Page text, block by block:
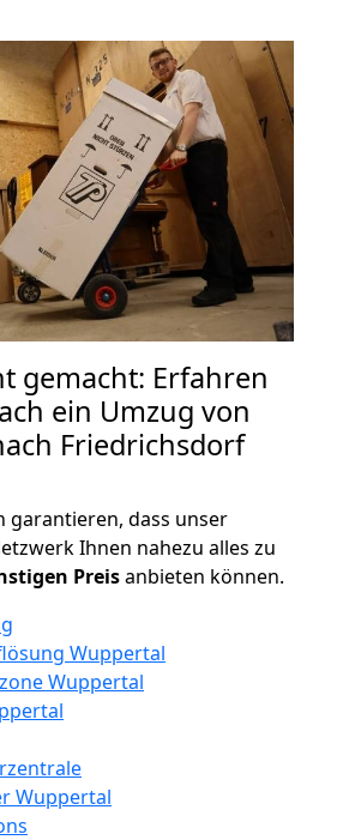
gemacht: Erfahren
ein Umzug von
Friedrichsdorf
garantieren, dass unser
Ihnen nahezu alles zu
Preisanbieten können.
Wuppertal
Wuppertal
Wuppertal